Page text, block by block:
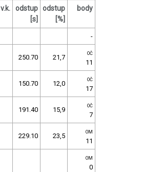
v.k.
odstup
[s]
odstup
[%]
body
-
250.70 21,7 OČ
11
150.70 12,0 OČ
17
191.40 15,9 OČ
7
229.10 23,5 OM
11
OM
0